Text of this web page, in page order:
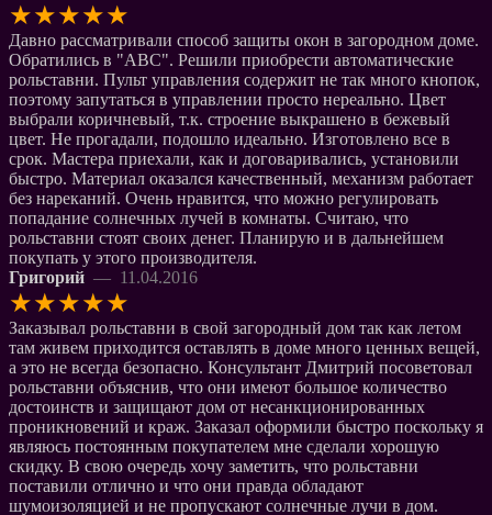
★★★★★
Давно рассматривали способ защиты окон в загородном доме.
Обратились в "ABC". Решили приобрести автоматические
рольставни. Пульт управления содержит не так много кнопок,
поэтому запутаться в управлении просто нереально. Цвет
выбрали коричневый, т.к. строение выкрашено в бежевый
цвет. Не прогадали, подошло идеально. Изготовлено все в
срок. Мастера приехали, как и договаривались, установили
быстро. Материал оказался качественный, механизм работает
без нареканий. Очень нравится, что можно регулировать
попадание солнечных лучей в комнаты. Считаю, что
рольставни стоят своих денег. Планирую и в дальнейшем
покупать у этого производителя.
Григорий — 11.04.2016
★★★★★
Заказывал рольставни в свой загородный дом так как летом
там живем приходится оставлять в доме много ценных вещей,
а это не всегда безопасно. Консультант Дмитрий посоветовал
рольставни объяснив, что они имеют большое количество
достоинств и защищают дом от несанкционированных
проникновений и краж. Заказал оформили быстро поскольку я
являюсь постоянным покупателем мне сделали хорошую
скидку. В свою очередь хочу заметить, что рольставни
поставили отлично и что они правда обладают
шумоизоляцией и не пропускают солнечные лучи в дом.